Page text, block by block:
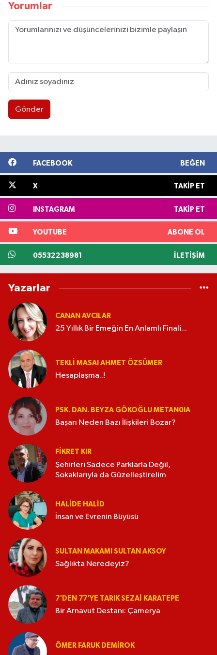
Yorumlar
Gönder
FACEBOOK BEĞEN
X TAKIP ET
INSTAGRAM TAKIP ET
YOUTUBE ABONE OL
05532238981 İLETIŞIM
Yazarlar
CANAN AVCILAR
25 Yıllık Bir Emeğin En Anlamlı Finali...
TEKLI MASA! AHMET ÖZSÜMER
Hesaplaşma..!
PSK. DAN. BEYZA GÖKOĞLU METAN0IA
Başarı Neden Bazı İlişkileri Bozar?
FIKRET KIR
Şehirleri Sadece Parklarla Değil,
Sokaklarıyla da Güzelleştirelim
HALIDE HALID
İnsan ve Evrenin Büyüsü
SULTAN MAKAMI SULTAN AKSOY
Sağlıkta Neredeyiz?
7'DEN 77'YE TARIK SEZAI KARATEPE
Bir Arnavut Destanı: Çamerya
ÖMER FARUK DEMIROK